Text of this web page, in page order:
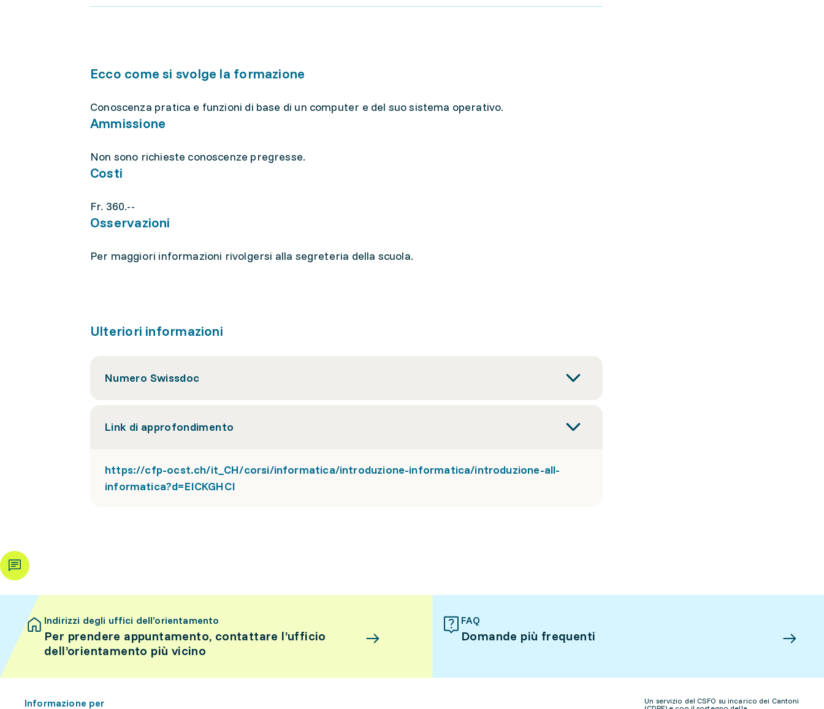
Ecco come si svolge la formazione
Conoscenza pratica e funzioni di base di un computer e del suo sistema operativo.
Ammissione
Non sono richieste conoscenze pregresse.
Costi
Fr. 360.--
Osservazioni
Per maggiori informazioni rivolgersi alla segreteria della scuola.
Ulteriori informazioni
Numero Swissdoc
Link di approfondimento
https://cfp-ocst.ch/it_CH/corsi/informatica/introduzione-informatica/introduzione-all-
informatica?d=EICKGHCI
Indirizzi degli uffici dell’orientamento
Per prendere appuntamento, contattare l’ufficio
dell’orientamento più vicino
FAQ
Domande più frequenti
Informazione per
Un servizio del CSFO su incarico dei Cantoni